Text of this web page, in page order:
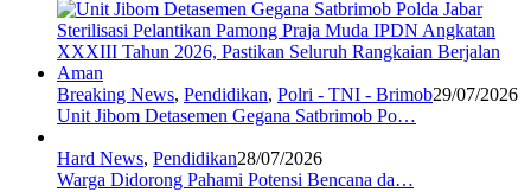
Breaking News, Pendidikan, Polri - TNI - Brimob29/07/2026
Unit Jibom Detasemen Gegana Satbrimob Po…
Hard News, Pendidikan28/07/2026
Warga Didorong Pahami Potensi Bencana da…